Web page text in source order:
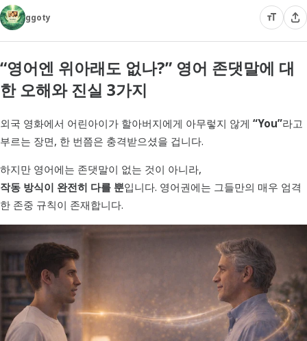
빈도순
러시아어
아랍어
불어
스페인어
독일어
포르투갈어
루마니아어
폴란드어
베트남어
튀르키예어
활용법
파일
구성
이론
ggoty
“영어엔 위아래도 없나?” 영어 존댓말에 대
한 오해와 진실 3가지
외국 영화에서 어린아이가 할아버지에게 아무렇지 않게 “You”라고
부르는 장면, 한 번쯤은 충격받으셨을 겁니다.
하지만 영어에는 존댓말이 없는 것이 아니라,
작동 방식이 완전히 다를 뿐입니다. 영어권에는 그들만의 매우 엄격
한 존중 규칙이 존재합니다.